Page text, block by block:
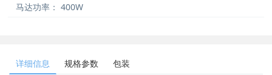
马达功率： 400W
详细信息 规格参数 包装